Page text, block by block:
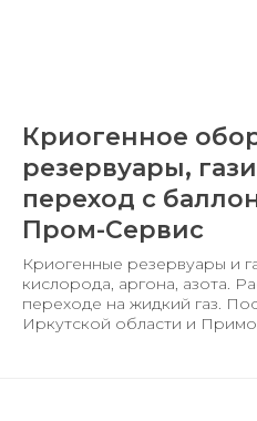
Криогенное
резервуары,
переход с
Пром-Сервис
Криогенные резервуары и
кислорода, аргона, азота.
переходе на жидкий газ.
Иркутской области и